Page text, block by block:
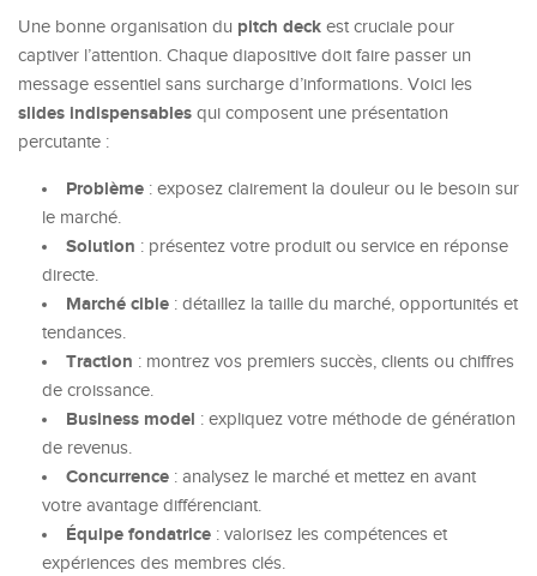
Une bonne organisation du pitch deck est cruciale pour
captiver l’attention. Chaque diapositive doit faire passer un
message essentiel sans surcharge d’informations. Voici les
slides indispensables qui composent une présentation
percutante :
Problème : exposez clairement la douleur ou le besoin sur
le marché.
Solution : présentez votre produit ou service en réponse
directe.
Marché cible : détaillez la taille du marché, opportunités et
tendances.
Traction : montrez vos premiers succès, clients ou chiffres
de croissance.
Business model : expliquez votre méthode de génération
de revenus.
Concurrence : analysez le marché et mettez en avant
votre avantage différenciant.
Équipe fondatrice : valorisez les compétences et
expériences des membres clés.